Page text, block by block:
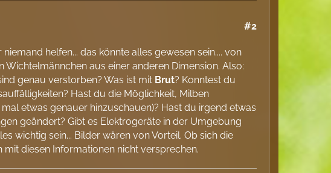
#2
helfen... das könnte alles gewesen sein.... von
aus einer anderen Dimension. Also:
genau verstorben? Was ist mit Brut? Konntest du
Hast du die Möglichkeit, Milben
etwas genauer hinzuschauen)? Hast du irgend etwas
geändert? Gibt es Elektrogeräte in der Umgebung
wichtig sein... Bilder wären von Vorteil. Ob sich die
diesen Informationen nicht versprechen.